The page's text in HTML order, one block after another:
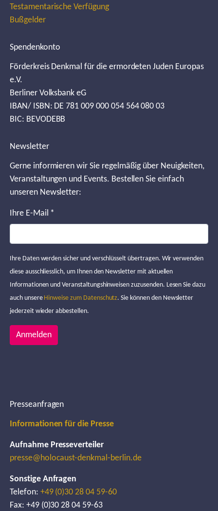
Testamentarische Verfügung
Bußgelder
Spendenkonto
Förderkreis Denkmal für die ermordeten Juden Europas
e.V.
Berliner Volksbank eG
IBAN/ ISBN: DE 781 009 000 054 564 080 03
BIC: BEVODEBB
Newsletter
Gerne informieren wir Sie regelmäßig über Neuigkeiten,
Veranstaltungen und Events. Bestellen Sie einfach
unseren Newsletter:
Ihre E-Mail *
Ihre Daten werden sicher und verschlüsselt übertragen. Wir verwenden
diese ausschliesslich, um Ihnen den Newsletter mit aktuellen
Informationen und Veranstaltungshinweisen zuzusenden. Lesen Sie dazu
auch unsere Hinweise zum Datenschutz. Sie können den Newsletter
jederzeit wieder abbestellen.
Anmelden
Presseanfragen
Informationen für die Presse
Aufnahme Presseverteiler
presse@holocaust-denkmal-berlin.de
Sonstige Anfragen
Telefon: +49 (0)30 28 04 59-60
Fax: +49 (0)30 28 04 59-63